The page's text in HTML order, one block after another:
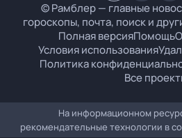
© Рамблер — главные
гороскопы, почта, поиск и
Полная версияПомощь
Условия использования
Политика
Все
На информационном
рекомендательные технологии в